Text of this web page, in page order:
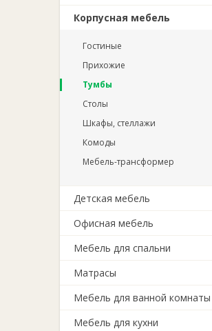
Корпусная мебель
Гостиные
Прихожие
Тумбы
Столы
Шкафы, стеллажи
Комоды
Мебель-трансформер
Детская мебель
Офисная мебель
Мебель для спальни
Матрасы
Мебель для ванной комнаты
Мебель для кухни